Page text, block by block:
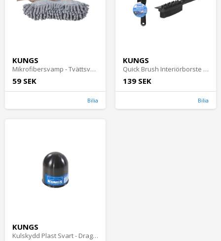
KUNGS
Mikrofibersvamp - Tvättsvampar
59 SEK
Bilia
KUNGS
Quick Brush Interiörborste 27 cm - Mattrengöring
139 SEK
Bilia
KUNGS
Kulskydd Plast Svart - Dragkrokstillbehör